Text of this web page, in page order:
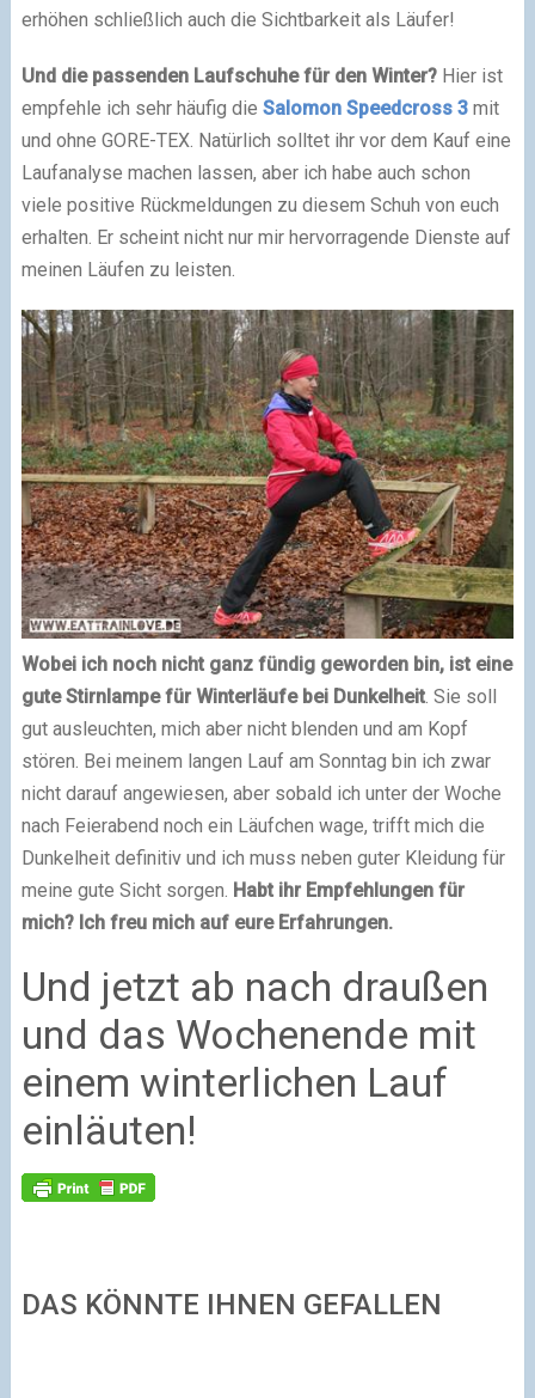
erhöhen schließlich auch die Sichtbarkeit als Läufer!
Und die passenden Laufschuhe für den Winter?Hier ist
empfehle ich sehr häufig die Salomon Speedcross 3mit
und ohne GORE-TEX. Natürlich solltet ihr vor dem Kauf eine
Laufanalyse machen lassen, aber ich habe auch schon
viele positive Rückmeldungen zu diesem Schuh von euch
erhalten. Er scheint nicht nur mir hervorragende Dienste auf
meinen Läufen zu leisten.
Wobei ich noch nicht ganz fündig geworden bin, ist eine
gute Stirnlampe für Winterläufe bei Dunkelheit. Sie soll
gut ausleuchten, mich aber nicht blenden und am Kopf
stören. Bei meinem langen Lauf am Sonntag bin ich zwar
nicht darauf angewiesen, aber sobald ich unter der Woche
nach Feierabend noch ein Läufchen wage, trifft mich die
Dunkelheit definitiv und ich muss neben guter Kleidung für
meine gute Sicht sorgen. Habt ihr Empfehlungen für
mich? Ich freu mich auf eure Erfahrungen.
Und jetzt ab nach draußen
und das Wochenende mit
einem winterlichen Lauf
einläuten!
DAS KÖNNTE IHNEN GEFALLEN